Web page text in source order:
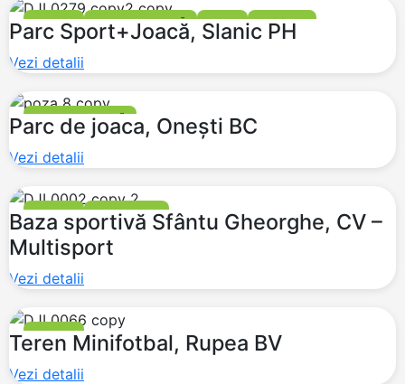
FOTBAL LOCURI DE JOACĂ TENIS BASCHET
Parc Sport+Joacă, Slanic PH
Vezi detalii
LOCURI DE JOACĂ
Parc de joaca, Onești BC
Vezi detalii
FOTBAL MULTISPORT
Baza sportivă Sfântu Gheorghe, CV –
Multisport
Vezi detalii
FOTBAL
Teren Minifotbal, Rupea BV
Vezi detalii